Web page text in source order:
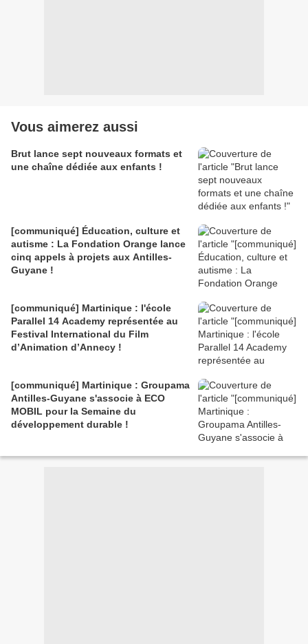
Vous aimerez aussi
Brut lance sept nouveaux formats et
une chaîne dédiée aux enfants !
[communiqué] Éducation, culture et
autisme : La Fondation Orange lance
cinq appels à projets aux Antilles-
Guyane !
[communiqué] Martinique : l'école
Parallel 14 Academy représentée au
Festival International du Film
d’Animation d’Annecy !
[communiqué] Martinique : Groupama
Antilles-Guyane s'associe à ECO
MOBIL pour la Semaine du
développement durable !